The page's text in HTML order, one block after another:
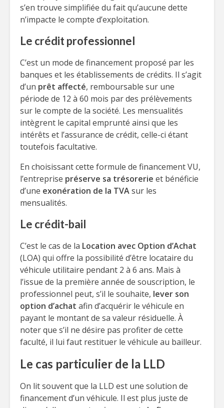
s’en trouve simplifiée du fait qu’aucune dette
n’impacte le compte d’exploitation.
Le crédit professionnel
C’est un mode de financement proposé par les
banques et les établissements de crédits. Il s’agit
d’un prêt affecté, remboursable sur une
période de 12 à 60 mois par des prélèvements
sur le compte de la société. Les mensualités
intègrent le capital emprunté ainsi que les
intérêts et l’assurance de crédit, celle-ci étant
toutefois facultative.
En choisissant cette formule de financement VU,
l’entreprise préserve sa trésorerie et bénéficie
d’une exonération de la TVAsur les
mensualités.
Le crédit-bail
C’est le cas de la Location avec Option d’Achat
(LOA) qui offre la possibilité d’être locataire du
véhicule utilitaire pendant 2 à 6 ans. Mais à
l’issue de la première année de souscription, le
professionnel peut, s’il le souhaite, lever son
option d’achat afin d’acquérir le véhicule en
payant le montant de sa valeur résiduelle. À
noter que s’il ne désire pas profiter de cette
faculté, il lui faut restituer le véhicule au bailleur.
Le cas particulier de la LLD
On lit souvent que la LLD est une solution de
financement d’un véhicule. Il est plus juste de